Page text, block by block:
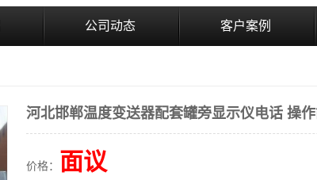
公司动态 客户案例
河北邯郸温度变送器配套罐旁显示仪电话 操
价格： 面议